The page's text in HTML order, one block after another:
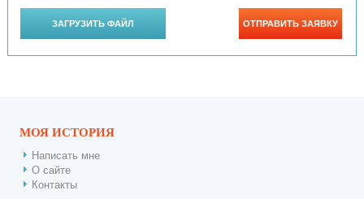
МОЯ ИСТОРИЯ
Написать мне
О сайте
Контакты